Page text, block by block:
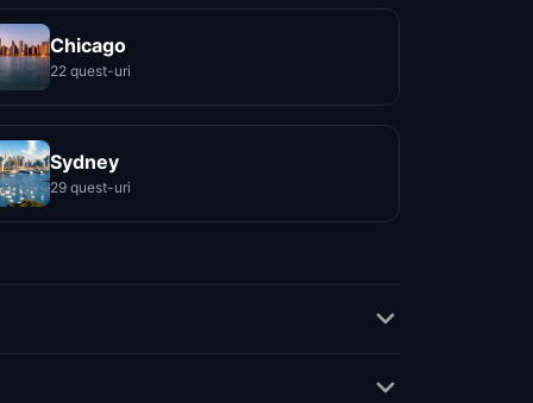
Chicago
22 quest-uri
Sydney
29 quest-uri